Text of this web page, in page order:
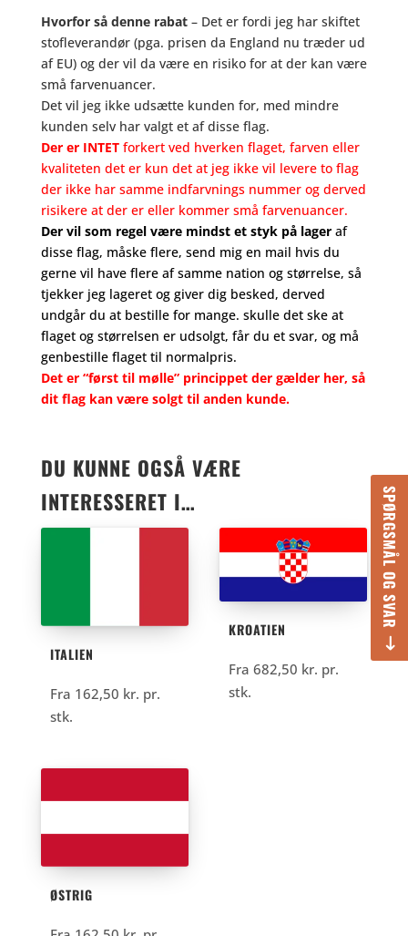
SPØRGSMÅL OG SVAR
Hvorfor så denne rabat– Det er fordi jeg har skiftet
stofleverandør (pga. prisen da England nu træder ud
af EU) og der vil da være en risiko for at der kan være
små farvenuancer.
Det vil jeg ikke udsætte kunden for, med mindre
kunden selv har valgt et af disse flag.
Der er INTETforkert ved hverken flaget, farven eller
kvaliteten det er kun det at jeg ikke vil levere to flag
der ikke har samme indfarvnings nummer og derved
risikere at der er eller kommer små farvenuancer.
Der vil som regel være mindst et styk på lageraf
disse flag, måske flere, send mig en mail hvis du
gerne vil have flere af samme nation og størrelse, så
tjekker jeg lageret og giver dig besked, derved
undgår du at bestille for mange. skulle det ske at
flaget og størrelsen er udsolgt, får du et svar, og må
genbestille flaget til normalpris.
Det er “først til mølle” princippet der gælder her, så
dit flag kan være solgt til anden kunde.
DU KUNNE OGSÅ VÆRE
INTERESSERET I…
ITALIEN
Fra 162,50 kr. pr.
stk.
KROATIEN
Fra682,50 kr. pr.
stk.
ØSTRIG